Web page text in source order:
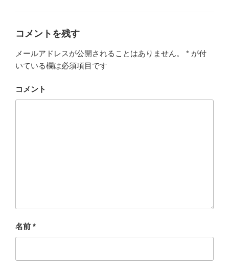
コメントを残す
メールアドレスが公開されることはありません。 * が付
いている欄は必須項目です
コメント
名前 *